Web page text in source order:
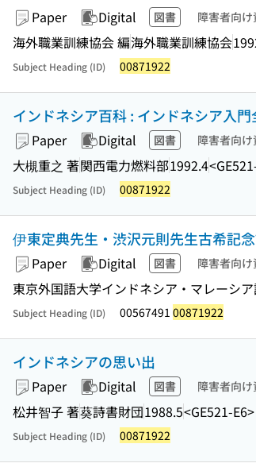
Paper Digital 図書 障害者向け
海外職業訓練協会 編海外職業訓練協会
Subject Heading (ID) 00871922
インドネシア百科 : インドネシア入
Paper Digital 図書 障害者向け
大槻重之 著関西電力燃料部1992.4
Subject Heading (ID) 00871922
伊東定典先生・渋沢元則先生古希記
Paper Digital 図書 障害者向け
東京外国語大学インドネシア・マレーシ
Subject Heading (ID) 00567491 00871922
インドネシアの思い出
Paper Digital 図書 障害者向け
松井智子 著葵詩書財団1988.5<GE521-E6>
Subject Heading (ID) 00871922